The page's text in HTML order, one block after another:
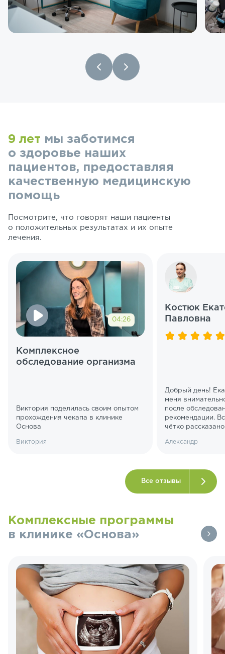
9 лет мы заботимся
о здоровье наших
пациентов, предоставляя
качественную медицинскую
помощь
Посмотрите, что говорят наши пациенты
о положительных результатах и их опыте
лечения.
04:26
Комплексное
обследование организма
Виктория поделилась своим опытом
прохождения чекапа в клинике
Основа
Виктория
Костюк
Павловна
Добрый день!
меня
после
рекомендации.
чётко
Александр
Все отзывы
Комплексные программы
в клинике «Основа»